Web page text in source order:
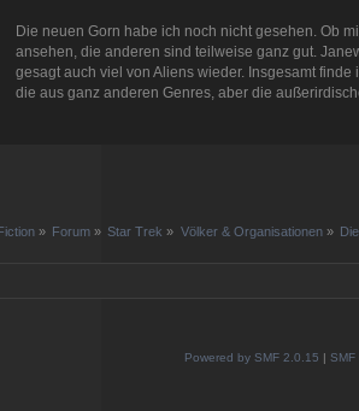
Die neuen Gorn habe ich noch nicht gesehen. Ob
ansehen, die anderen sind teilweise ganz gut.
gesagt auch viel von Aliens wieder. Insgesamt
die aus ganz anderen Genres, aber die
» Forum » Star Trek » Völker & Organisationen»
Powered by SMF 2.0.15 | SMF